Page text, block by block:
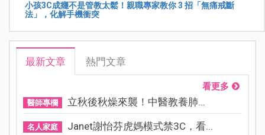
小孩3C成癮不是管教太鬆！親職專家教你 3 招「無痛戒斷
法」，化解手機衝突
最新文章 熱門文章
看更多
醫師專欄 立秋後秋燥來襲！中醫教養肺...
名人家庭 Janet謝怡芬虎媽模式禁3C，看...